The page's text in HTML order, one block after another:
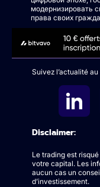
модернизировать
права своих
Suivez l’actualité
Disclaimer:
Le trading est
votre capital. Les
aucun cas un
d’investissement.